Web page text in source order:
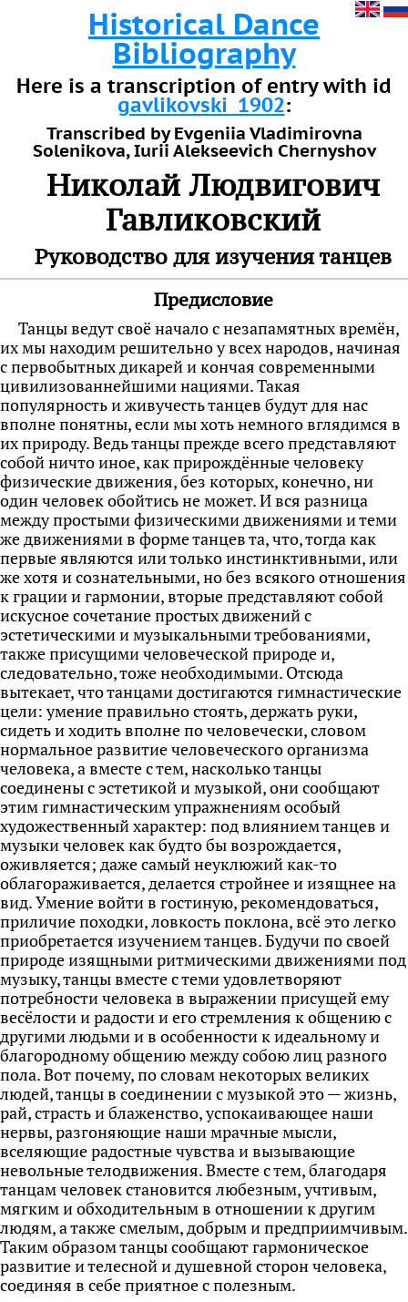
Historical Dance
Bibliography
Here is a transcription of entry with id
gavlikovski_1902:
Transcribed by Evgeniia Vladimirovna
Solenikova, Iurii Alekseevich Chernyshov
Николай Людвигович
Гавликовский
Руководство для изучения танцев
Предисловие
Танцы ведут своё начало с незапамятных времён,
их мы находим решительно у всех народов, начиная
с первобытных дикарей и кончая современными
цивилизованнейшими нациями. Такая
популярность и живучесть танцев будут для нас
вполне понятны, если мы хоть немного вглядимся в
их природу. Ведь танцы прежде всего представляют
собой ничто иное, как прирождённые человеку
физические движения, без которых, конечно, ни
один человек обойтись не может. И вся разница
между простыми физическими движениями и теми
же движениями в форме танцев та, что, тогда как
первые являются или только инстинктивными, или
же хотя и сознательными, но без всякого отношения
к грации и гармонии, вторые представляют собой
искусное сочетание простых движений с
эстетическими и музыкальными требованиями,
также присущими человеческой природе и,
следовательно, тоже необходимыми. Отсюда
вытекает, что танцами достигаются гимнастические
цели: умение правильно стоять, держать руки,
сидеть и ходить вполне по человечески, словом
нормальное развитие человеческого организма
человека, а вместе с тем, насколько танцы
соединены с эстетикой и музыкой, они сообщают
этим гимнастическим упражнениям особый
художественный характер: под влиянием танцев и
музыки человек как будто бы возрождается,
оживляется; даже самый неуклюжий как-то
облагораживается, делается стройнее и изящнее на
вид. Умение войти в гостиную, рекомендоваться,
приличие походки, ловкость поклона, всё это легко
приобретается изучением танцев. Будучи по своей
природе изящными ритмическими движениями под
музыку, танцы вместе с теми удовлетворяют
потребности человека в выражении присущей ему
весёлости и радости и его стремления к общению с
другими людьми и в особенности к идеальному и
благородному общению между собою лиц разного
пола. Вот почему, по словам некоторых великих
людей, танцы в соединении с музыкой это — жизнь,
рай, страсть и блаженство, успокаивающее наши
нервы, разгоняющие наши мрачные мысли,
вселяющие радостные чувства и вызывающие
невольные телодвижения. Вместе с тем, благодаря
танцам человек становится любезным, учтивым,
мягким и обходительным в отношении к другим
людям, а также смелым,добрым и предприимчивым.
Таким образом танцы сообщают гармоническое
развитие и телесной и душевной сторон человека,
соединяя в себе приятное с полезным.